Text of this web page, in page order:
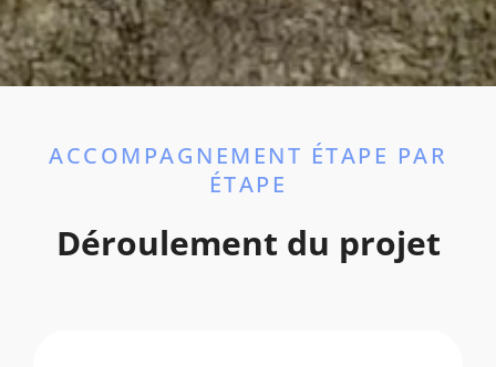
ACCOMPAGNEMENT ÉTAPE PAR
ÉTAPE
Déroulement du projet